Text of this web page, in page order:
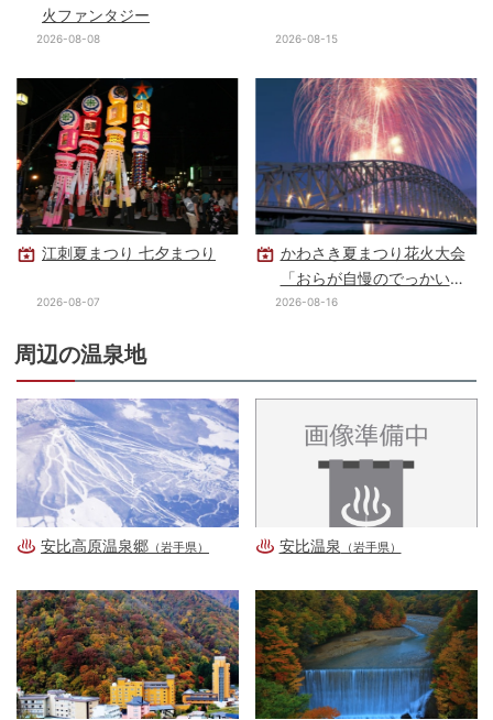
火ファンタジー
2026-08-08 2026-08-15
江刺夏まつり 七夕まつり
2026-08-07
かわさき夏まつり花火大会
「おらが自慢のでっかい花
火」
2026-08-16
周辺の温泉地
安比高原温泉郷 （岩手県） 安比温泉 （岩手県）